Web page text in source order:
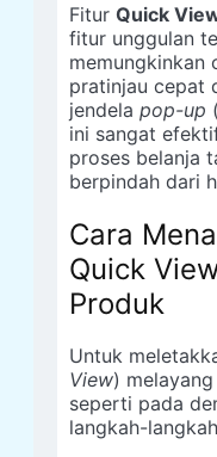
Fitur Quick
fitur unggulan
memungkinkan
pratinjau cepat
jendela pop-up
ini sangat
proses belanja
berpindah dari
Cara
Quick
Produk
Untuk
View)
seperti pada
langkah-